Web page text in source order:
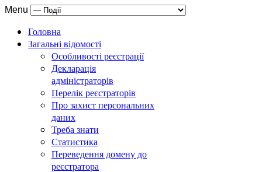
Menu
Головна
Загальні відомості
Особливості реєстрації
Декларація
адміністраторів
Перелік реєстраторів
Про захист персональних
даних
Треба знати
Статистика
Переведення домену до
реєстратора